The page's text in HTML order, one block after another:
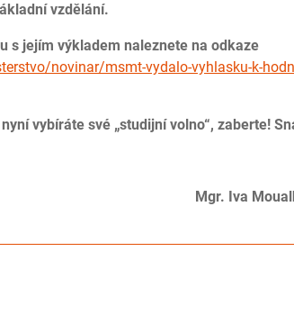
vzdělání.
s jejím výkladem naleznete na odkaze
novinar/msmt-vydalo-vyhlasku-k-
vybíráte své „studijní volno“, zaberte!
Iva Moualhi,